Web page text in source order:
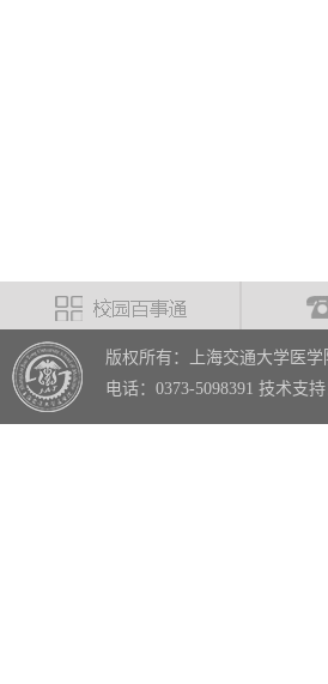
版权所有：上海交通大学医
电话：0373-5098391 技术支